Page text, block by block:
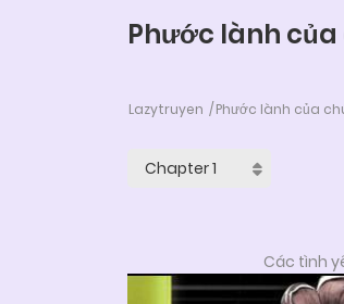
Phước lành
Lazytruyen Phước lành của
Các tình